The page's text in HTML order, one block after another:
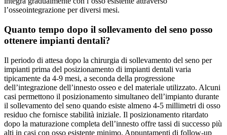
l’osseointegrazione per diversi mesi.
Quanto tempo dopo il sollevamento del seno posso
ottenere impianti dentali?
Il periodo di attesa dopo la chirurgia di sollevamento del seno per
impianti prima del posizionamento di impianti dentali varia
tipicamente da 4-9 mesi, a seconda della progressione
dell’integrazione dell’innesto osseo e del materiale utilizzato. Alcuni
casi permettono il posizionamento simultaneo dell’impianto durante
il sollevamento del seno quando esiste almeno 4-5 millimetri di osso
residuo che fornisce stabilità iniziale. Il posizionamento ritardato
dopo la maturazione completa dell’innesto offre tassi di successo più
alti in casi con osso esistente minimo. Appuntamenti di follow-up